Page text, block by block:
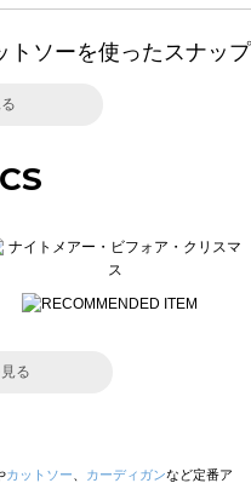
トソーを使ったスナップ
る
カットソー カーディガンなど定番ア